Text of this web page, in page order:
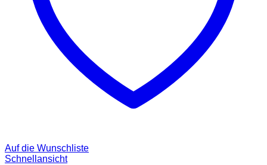
Auf die Wunschliste
Schnellansicht